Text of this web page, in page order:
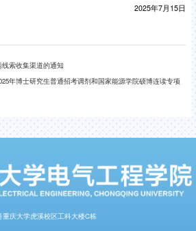
2025年7月 15日
索收集渠道的通知
年博士研究生普通招考调剂和国家能源学院硕博连读专项
庆大学虎溪校区工科大楼C栋